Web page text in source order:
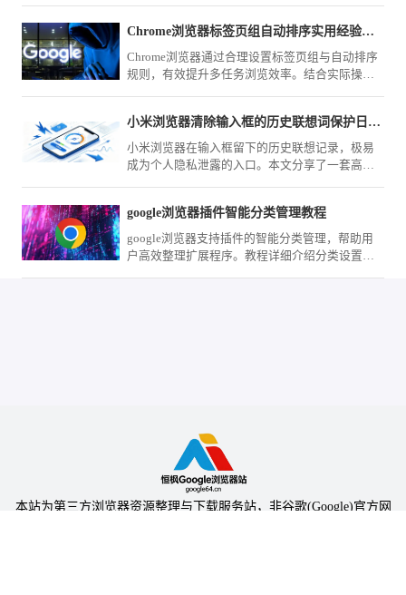
Chrome浏览器标签页组自动排序实用经验分享
Chrome浏览器通过合理设置标签页组与自动排序
规则，有效提升多任务浏览效率。结合实际操作
验。
小米浏览器清除输入框的历史联想词保护日常输入框隐私
小米浏览器在输入框留下的历史联想记录，极易
成为个人隐私泄露的入口。本文分享了一套高效
google浏览器插件智能分类管理教程
google浏览器支持插件的智能分类管理，帮助用
户高效整理扩展程序。教程详细介绍分类设置方
本站为第三方浏览器资源整理与下载服务站，非谷歌(Google)官方网